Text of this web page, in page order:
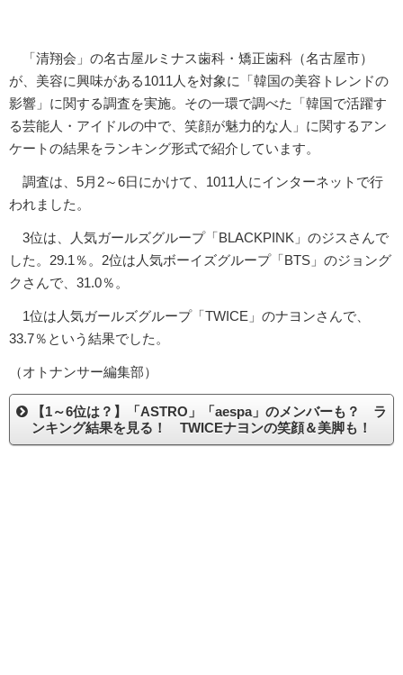
「清翔会」の名古屋ルミナス歯科・矯正歯科（名古屋市）
が、美容に興味がある1011人を対象に「韓国の美容トレンドの
影響」に関する調査を実施。その一環で調べた「韓国で活躍す
る芸能人・アイドルの中で、笑顔が魅力的な人」に関するアン
ケートの結果をランキング形式で紹介しています。
調査は、5月2～6日にかけて、1011人にインターネットで行
われました。
3位は、人気ガールズグループ「BLACKPINK」のジスさんで
した。29.1％。2位は人気ボーイズグループ「BTS」のジョング
クさんで、31.0％。
1位は人気ガールズグループ「TWICE」のナヨンさんで、
33.7％という結果でした。
（オトナンサー編集部）
【1～6位は？】「ASTRO」「aespa」のメンバーも？ ラ
ンキング結果を見る！ TWICEナヨンの笑顔＆美脚も！